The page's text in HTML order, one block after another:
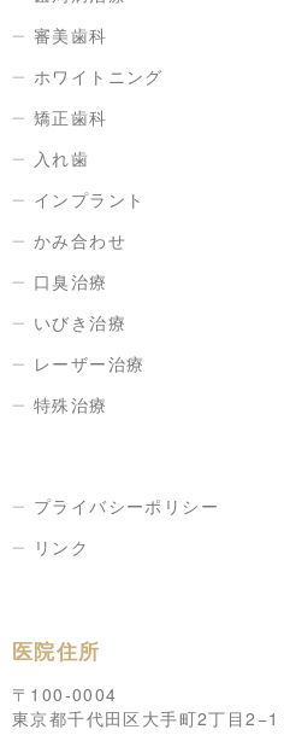
審美歯科
ホワイトニング
矯正歯科
入れ歯
インプラント
かみ合わせ
口臭治療
いびき治療
レーザー治療
特殊治療
プライバシーポリシー
リンク
医院住所
〒100-0004
東京都千代田区大手町2丁目